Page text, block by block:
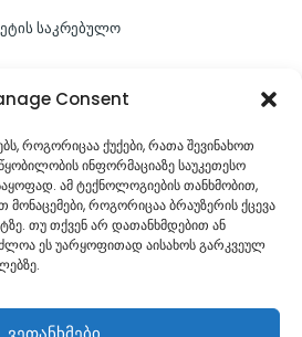
Consent
როგორიცაა ქუქები, რათა შევინახოთ
ინფორმაციაზე საუკეთესო
ამ ტექნოლოგიების თანხმობით,
მონაცემები, როგორიცაა ბრაუზერის ქცევა
თუ თქვენ არ დათანხმდებით ან
ეს უარყოფითად აისახოს გარკვეულ
საკრებულო